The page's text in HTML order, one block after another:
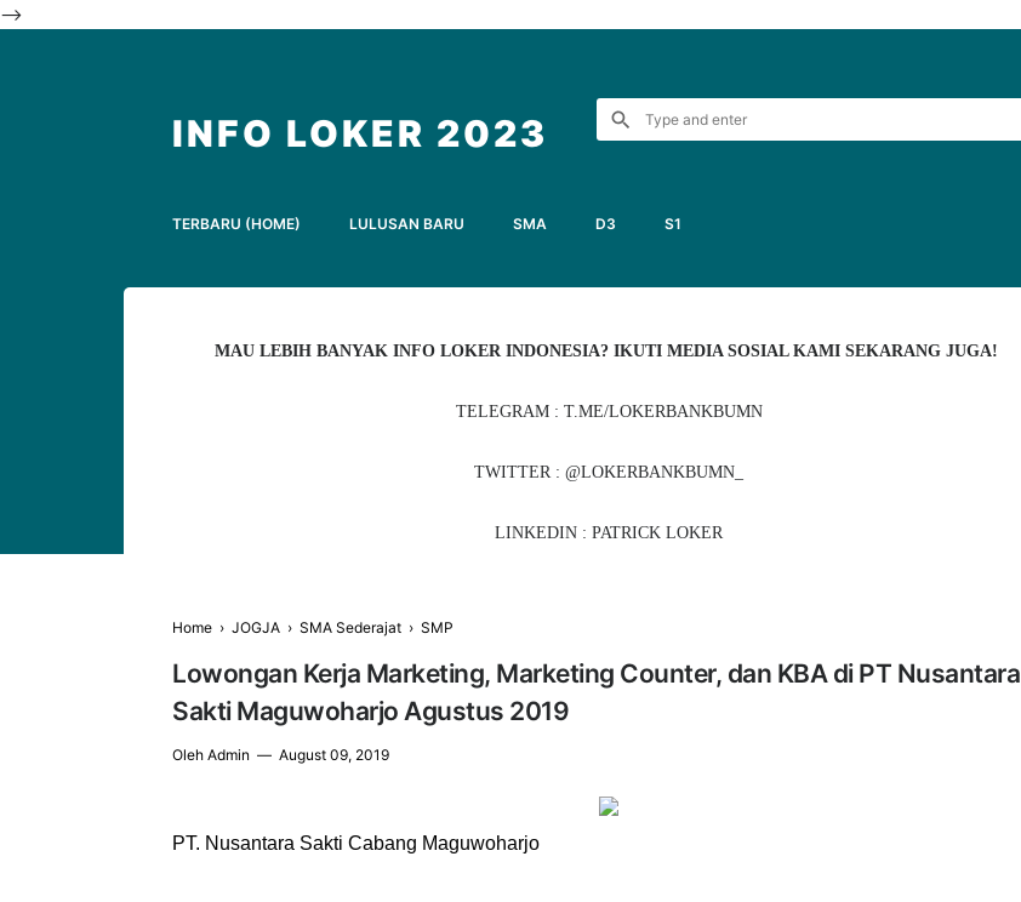
-->
INFO LOKER 2023
TERBARU (HOME) LULUSAN BARU SMA D3 S1
MAU LEBIH BANYAK INFO LOKER INDONESIA? IKUTI MEDIA SOSIAL KAMI SEKARANG JUGA!
TELEGRAM : T.ME/LOKERBANKBUMN
TWITTER : @LOKERBANKBUMN_
LINKEDIN : PATRICK LOKER
Home › JOGJA › SMA Sederajat › SMP
Lowongan Kerja Marketing, Marketing Counter, dan KBA di PT Nusantara
Sakti Maguwoharjo Agustus 2019
Oleh Admin August 09, 2019
PT. Nusantara Sakti Cabang Maguwoharjo